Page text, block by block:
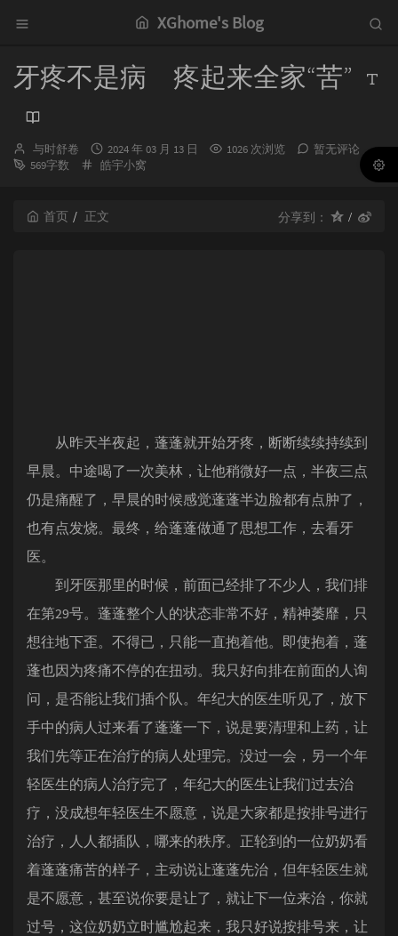
XGhome's Blog
牙疼不是病 疼起来全家“苦”
博
主：
与时舒卷
发
布
2024 年 03 月 13 日 1026 次浏览
暂无评论
569字数
分
皓宇小窝
首页 正文 分享到：
从昨天半夜起，蓬蓬就开始牙疼，断断续续持续到
早晨。中途喝了一次美林，让他稍微好一点，半夜三点
仍是痛醒了，早晨的时候感觉蓬蓬半边脸都有点肿了，
也有点发烧。最终，给蓬蓬做通了思想工作，去看牙
医。
到牙医那里的时候，前面已经排了不少人，我们排
在第29号。蓬蓬整个人的状态非常不好，精神萎靡，只
想往地下歪。不得已，只能一直抱着他。即使抱着，蓬
蓬也因为疼痛不停的在扭动。我只好向排在前面的人询
问，是否能让我们插个队。年纪大的医生听见了，放下
手中的病人过来看了蓬蓬一下，说是要清理和上药，让
我们先等正在治疗的病人处理完。没过一会，另一个年
轻医生的病人治疗完了，年纪大的医生让我们过去治
疗，没成想年轻医生不愿意，说是大家都是按排号进行
治疗，人人都插队，哪来的秩序。正轮到的一位奶奶看
着蓬蓬痛苦的样子，主动说让蓬蓬先治，但年轻医生就
是不愿意，甚至说你要是让了，就让下一位来治，你就
过号，这位奶奶立时尴尬起来，我只好说按排号来，让